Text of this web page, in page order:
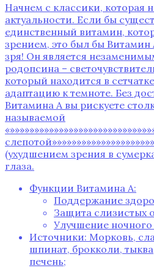
Начнем с классики, которая
актуальности. Если бы
единственный витамин,
зрением, это был бы
зря! Он является
родопсина –
который находится в
адаптацию к темноте. Без
Витамина А вы рискуете
называемой
(ухудшением зрения в
глаза.
Функции Витамина А:
Поддержание
Защита слизистых
Улучшение ночного
Источники: Морковь,
шпинат, брокколи,
печень;